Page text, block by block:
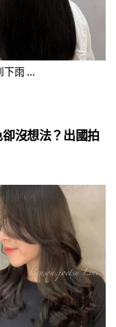
雨 ...
沒想法？出國拍